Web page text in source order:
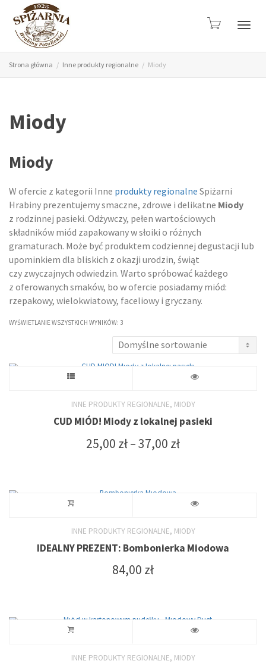
Strona główna Inne produkty regionalne Miody
Miody
Miody
W ofercie z kategorii Inne produkty regionalne Spiżarni
Hrabiny prezentujemy smaczne, zdrowe i delikatne Miody
z rodzinnej pasieki. Odżywczy, pełen wartościowych
składników miód zapakowany w słoiki o różnych
gramaturach. Może być produktem codziennej degustacji lub
upominkiem dla bliskich z okazji urodzin, świąt
czy zwyczajnych odwiedzin. Warto spróbować każdego
z oferowanych smaków, bo w ofercie posiadamy miód:
rzepakowy, wielokwiatowy, faceliowy i gryczany.
WYŚWIETLANIE WSZYSTKICH WYNIKÓW: 3
produkt
ma
wiele
wybrać
na
produktu
INNE PRODUKTY REGIONALNE, MIODY
CUD MIÓD! Miody z lokalnej pasieki
25,00 zł–37,00 złZakres
do
37,00 zł
INNE PRODUKTY REGIONALNE, MIODY
IDEALNY PREZENT: Bombonierka Miodowa
84,00 zł
INNE PRODUKTY REGIONALNE, MIODY